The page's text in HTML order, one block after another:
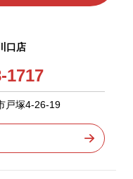
口店
1717
戸塚4-26-19